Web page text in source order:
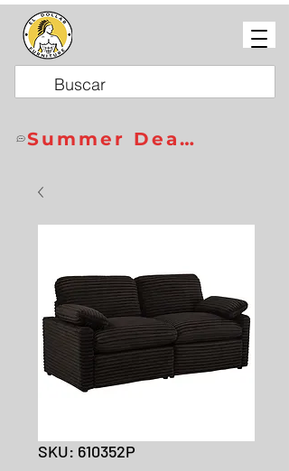
Summer Deals
SKU: 610352P